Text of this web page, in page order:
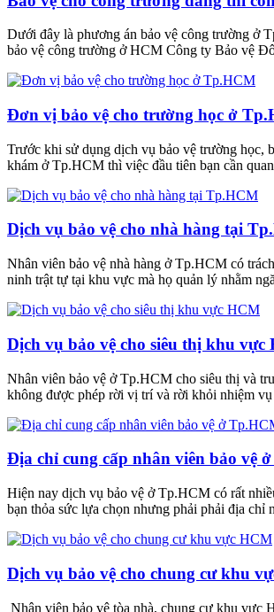
Dưới đây là phương án bảo vệ công trường ở
bảo vệ công trường ở HCM Công ty Bảo vệ
Đơn vị bảo vệ cho trường học ở
Trước khi sử dụng dịch vụ bảo vệ trường học,
khám ở Tp.HCM thì việc đầu tiên bạn cần
Dịch vụ bảo vệ cho nhà hàng tại
Nhân viên bảo vệ nhà hàng ở Tp.HCM có
ninh trật tự tại khu vực mà họ quản lý nhằm
Dịch vụ bảo vệ cho siêu thị khu vực
Nhân viên bảo vệ ở Tp.HCM cho siêu thị và
không được phép rời vị trí và rời khỏi nhiệm
Địa chỉ cung cấp nhân viên bảo vệ
Hiện nay dịch vụ bảo vệ ở Tp.HCM có rất
bạn thỏa sức lựa chọn nhưng phải phải địa chỉ
Dịch vụ bảo vệ cho chung cư khu
Nhân viên bảo vệ tòa nhà, chung cư khu vực